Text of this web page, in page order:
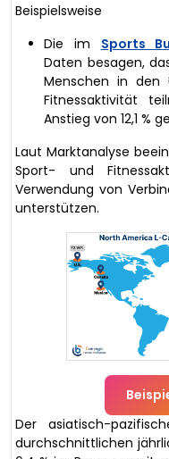
Beispielsweise
Die im Sports
Daten besagen,
Menschen in den
Fitnessaktivität
Anstieg von 12,1 %
Laut Marktanalyse
Sport- und
Verwendung von
unterstützen.
Der asiatisch-
durchschnittlichen